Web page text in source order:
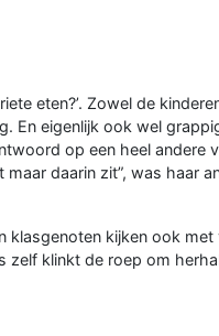
eten?’. Zowel de
En eigenlijk ook wel
op een heel andere
daarin zit”, was haar
klasgenoten kijken ook
zelf klinkt de roep om